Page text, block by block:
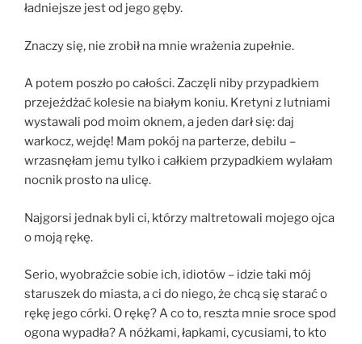
ładniejsze jest od jego gęby.
Znaczy się, nie zrobił na mnie wrażenia zupełnie.
A potem poszło po całości. Zaczęli niby przypadkiem
przejeżdżać kolesie na białym koniu. Kretyni z lutniami
wystawali pod moim oknem, a jeden darł się: daj
warkocz, wejdę! Mam pokój na parterze, debilu –
wrzasnęłam jemu tylko i całkiem przypadkiem wylałam
nocnik prosto na ulicę.
Najgorsi jednak byli ci, którzy maltretowali mojego ojca
o moją rękę.
Serio, wyobraźcie sobie ich, idiotów – idzie taki mój
staruszek do miasta, a ci do niego, że chcą się starać o
rękę jego córki. O rękę? A co to, reszta mnie sroce spod
ogona wypadła? A nóżkami, łapkami, cycusiami, to kto